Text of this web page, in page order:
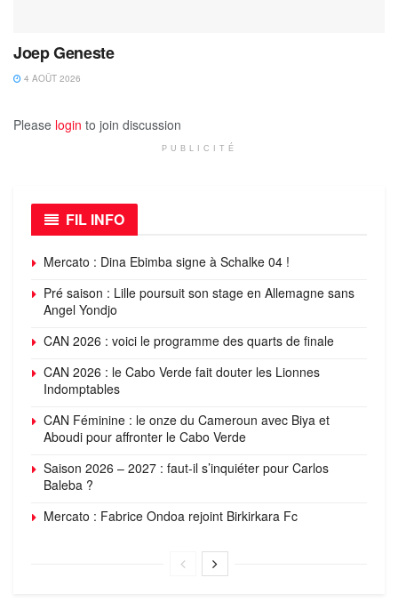
Joep Geneste
4 AOÛT 2026
Please login to join discussion
PUBLICITÉ
FIL INFO
Mercato : Dina Ebimba signe à Schalke 04 !
Pré saison : Lille poursuit son stage en Allemagne sans
Angel Yondjo
CAN 2026 : voici le programme des quarts de finale
CAN 2026 : le Cabo Verde fait douter les Lionnes
Indomptables
CAN Féminine : le onze du Cameroun avec Biya et
Aboudi pour affronter le Cabo Verde
Saison 2026 – 2027 : faut-il s’inquiéter pour Carlos
Baleba ?
Mercato : Fabrice Ondoa rejoint Birkirkara Fc